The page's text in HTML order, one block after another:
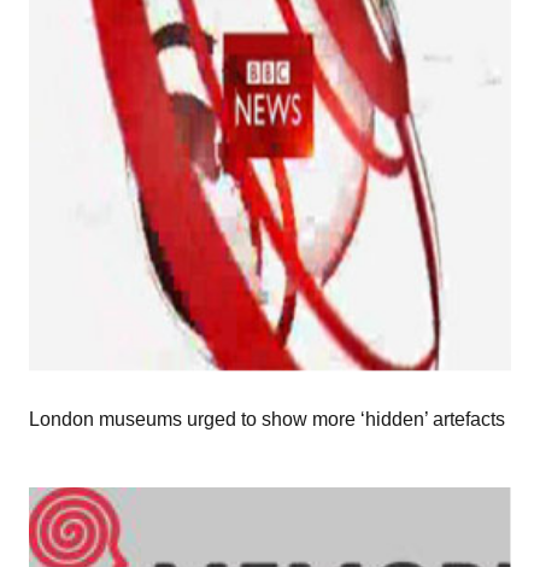
London museums urged to show more ‘hidden’ artefacts